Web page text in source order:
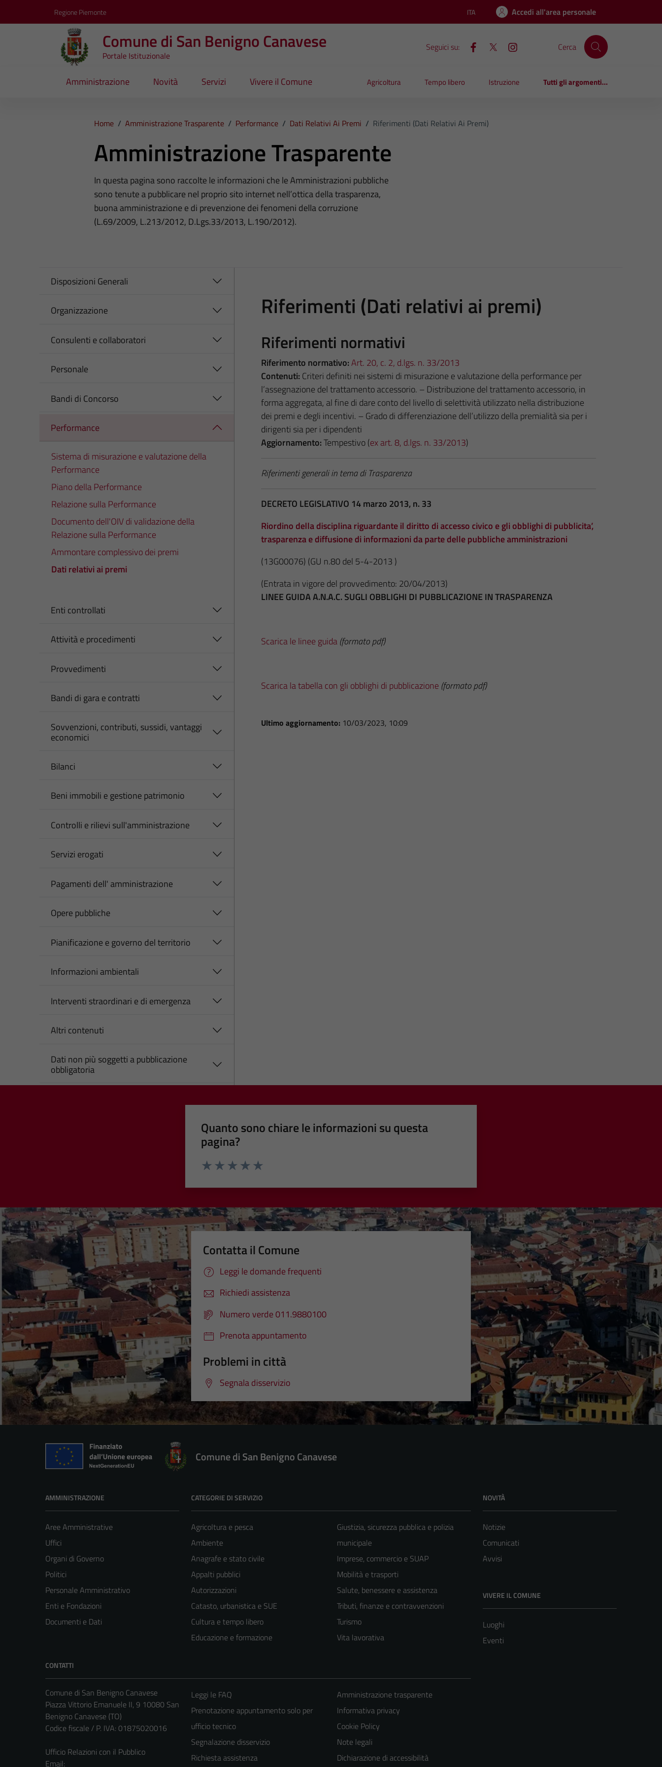
Regione Piemonte Lingua attiva:
ITA Accedi all'area personale
Comune di San Benigno Canavese
Portale Istituzionale
Seguici su: Cerca
Amministrazione Novità Servizi Vivere il Comune Agricoltura Tempo libero Istruzione Tutti gli argomenti...
Home / Amministrazione Trasparente / Performance / Dati Relativi Ai Premi / Riferimenti (Dati Relativi Ai Premi)
Amministrazione Trasparente
In questa pagina sono raccolte le informazioni che le Amministrazioni pubbliche
sono tenute a pubblicare nel proprio sito internet nell’ottica della trasparenza,
buona amministrazione e di prevenzione dei fenomeni della corruzione
(L.69/2009, L.213/2012, D.Lgs.33/2013, L.190/2012).
Disposizioni Generali
Organizzazione
Consulenti e collaboratori
Personale
Bandi di Concorso
Performance
Sistema di misurazione e valutazione della
Performance
Piano della Performance
Relazione sulla Performance
Documento dell'OIV di validazione della
Relazione sulla Performance
Ammontare complessivo dei premi
Dati relativi ai premi
Enti controllati
Attività e procedimenti
Provvedimenti
Bandi di gara e contratti
Sovvenzioni, contributi, sussidi, vantaggi
economici
Bilanci
Beni immobili e gestione patrimonio
Controlli e rilievi sull'amministrazione
Servizi erogati
Pagamenti dell' amministrazione
Opere pubbliche
Pianificazione e governo del territorio
Informazioni ambientali
Interventi straordinari e di emergenza
Altri contenuti
Dati non più soggetti a pubblicazione
obbligatoria
Riferimenti (Dati relativi ai premi)
Riferimenti normativi
Riferimento normativo:Art. 20, c. 2, d.lgs. n. 33/2013
Contenuti: Criteri definiti nei sistemi di misurazione e valutazione della performance per
l’assegnazione del trattamento accessorio. – Distribuzione del trattamento accessorio, in
forma aggregata, al fine di dare conto del livello di selettività utilizzato nella distribuzione
dei premi e degli incentivi. – Grado di differenziazione dell’utilizzo della premialità sia per i
dirigenti sia per i dipendenti
Aggiornamento:Tempestivo (ex art. 8, d.lgs. n. 33/2013)
Riferimenti generali in tema di Trasparenza
DECRETO LEGISLATIVO 14 marzo 2013, n. 33
Riordino della disciplina riguardante il diritto di accesso civico e gli obblighi di pubblicita’,
trasparenza e diffusione di informazioni da parte delle pubbliche amministrazioni
(13G00076) (GU n.80 del 5-4-2013 )
(Entrata in vigore del provvedimento: 20/04/2013)
LINEE GUIDA A.N.A.C. SUGLI OBBLIGHI DI PUBBLICAZIONE IN TRASPARENZA
Scarica le linee guida(formato pdf)
Scarica la tabella con gli obblighi di pubblicazione (formato pdf)
Ultimo aggiornamento: 10/03/2023, 10:09
Quanto sono chiare le informazioni su questa
pagina?
Contatta il Comune
Leggi le domande frequenti
Richiedi assistenza
Numero verde 011.9880100
Prenota appuntamento
Problemi in città
Segnala disservizio
Comune di San Benigno Canavese
AMMINISTRAZIONE
Aree Amministrative
Uffici
Organi di Governo
Politici
Personale Amministrativo
Enti e Fondazioni
Documenti e Dati
CATEGORIE DI SERVIZIO
Agricoltura e pesca
Ambiente
Anagrafe e stato civile
Appalti pubblici
Autorizzazioni
Catasto, urbanistica e SUE
Cultura e tempo libero
Educazione e formazione
Giustizia, sicurezza pubblica e polizia
municipale
Imprese, commercio e SUAP
Mobilità e trasporti
Salute, benessere e assistenza
Tributi, finanze e contravvenzioni
Turismo
Vita lavorativa
NOVITÀ
Notizie
Comunicati
Avvisi
VIVERE IL COMUNE
Luoghi
Eventi
CONTATTI
Comune di San Benigno Canavese
Piazza Vittorio Emanuele II, 9 10080 San
Benigno Canavese (TO)
Codice fiscale / P. IVA: 01875020016
Ufficio Relazioni con il Pubblico
Email:
Leggi le FAQ
Prenotazione appuntamento solo per
ufficio tecnico
Segnalazione disservizio
Richiesta assistenza
Amministrazione trasparente
Informativa privacy
Cookie Policy
Note legali
Dichiarazione di accessibilità
Tecnici
Questi cookie